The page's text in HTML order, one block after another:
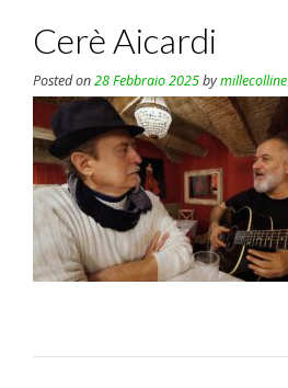
Cerè Aicardi
Posted on28 Febbraio 2025bymillecolline